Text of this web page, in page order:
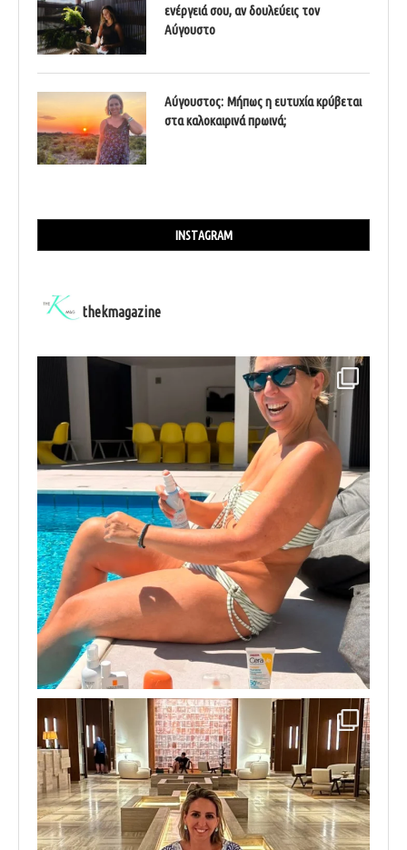
ενέργειά σου, αν δουλεύεις τον
Αύγουστο
Αύγουστος: Μήπως η ευτυχία κρύβεται
στα καλοκαιρινά πρωινά;
INSTAGRAM
thekmagazine